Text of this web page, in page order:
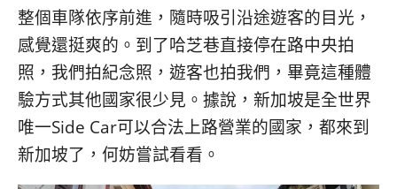
整個車隊依序前進，隨時吸引沿途遊客的目光，
感覺還挺爽的。到了哈芝巷直接停在路中央拍
照，我們拍紀念照，遊客也拍我們，畢竟這種體
驗方式其他國家很少見。據說，新加坡是全世界
唯一Side Car可以合法上路營業的國家，都來到
新加坡了，何妨嘗試看看。